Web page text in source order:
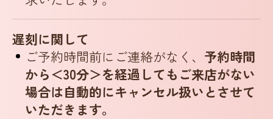
遅刻に関して
ご予約時間前にご連絡がなく、 予約時間
から＜30分＞を経過してもご来店がない
場合は自動的にキャンセル扱いとさせて
いただきます。